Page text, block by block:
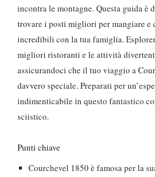
incontra le montagne. Questa guida è
trovare i posti migliori per mangiare e
incredibili con la tua famiglia.
migliori ristoranti e le attività
assicurandoci che il tuo viaggio a
davvero speciale. Preparati per
indimenticabile in questo fantastico
sciistico.
Punti chiave
Courchevel 1850 è famosa per la